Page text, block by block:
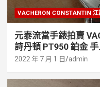
VACHERON CONSTANTIN 江
元泰流當手錶拍賣
詩丹頓 PT950 鉑金
2022 年 7 月 1 日 admin